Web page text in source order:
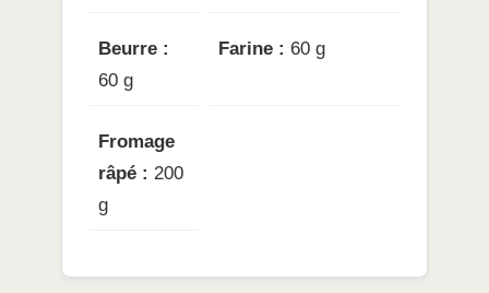
Beurre :
60 g
Farine : 60 g
Fromage
râpé : 200
g